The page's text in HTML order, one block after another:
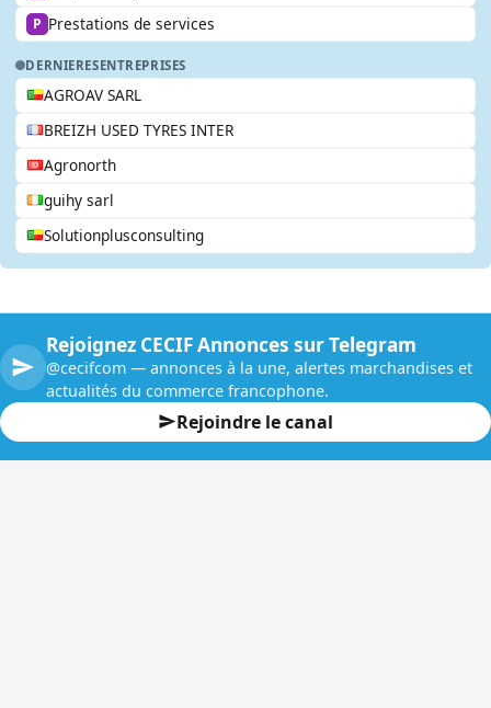
P Prestations de services
DERNIERESENTREPRISES
AGROAV SARL
BREIZH USED TYRES INTER
Agronorth
guihy sarl
Solutionplusconsulting
Rejoignez CECIF Annonces sur Telegram
@cecifcom — annonces à la une, alertes marchandises et
actualités du commerce francophone.
Rejoindre le canal